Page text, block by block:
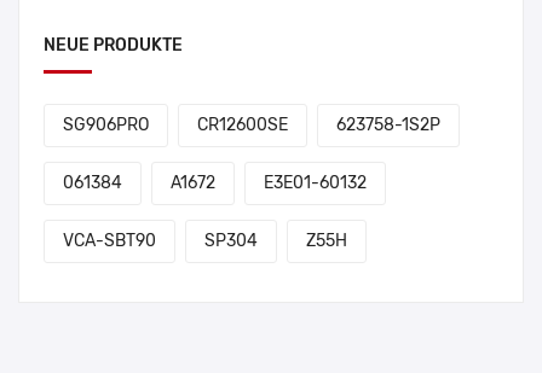
NEUE PRODUKTE
SG906PRO CR12600SE 623758-1S2P
061384 A1672 E3E01-60132
VCA-SBT90 SP304 Z55H